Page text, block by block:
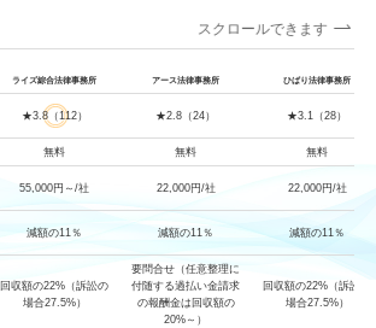
スクロールできます
ライズ綜合法律事務所 アース法律事務所 ひばり法律事務所
★3.8（112） ★2.8（24） ★3.1（28）
無料 無料 無料
55,000円～/社 22,000円/社 22,000円/社
減額の11％ 減額の11％ 減額の11％
回収額の22%（訴訟の
場合27.5%）
要問合せ（任意整理に
付随する過払い金請求
の報酬金は回収額の
20%～）
回収額の22%（訴訟の
場合27.5%）